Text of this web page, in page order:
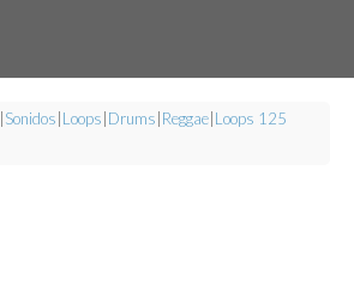
Sonidos Loops Drums Reggae Loops 125